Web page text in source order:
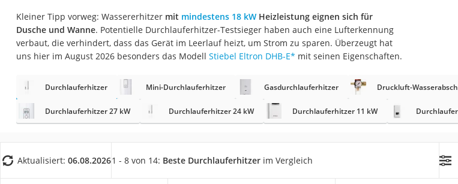
Fliesenschneider
Hochdruckreiniger
Doppelschleifer
Benzinrasenmäher mit Elektrostart
Akku-Laubsauger
Löschdecke
Winterharte Palmen
Kleiner Tipp vorweg: Wassererhitzer mit mindestens 18 kWHeizleistung eignen sich für
Dusche und Wanne. Potentielle Durchlauferhitzer-Testsieger haben auch eine Lufterkennung
verbaut, die verhindert, dass das Gerät im Leerlauf heizt, um Strom zu sparen. Überzeugt hat
uns hier im August 2026 besonders das Modell Stiebel Eltron DHB-E* mit seinen Eigenschaften.
Durchlauferhitzer Mini-Durchlauferhitzer Gasdurchlauferhitzer Druckluft-
Durchlauferhitzer 27 kW Durchlauferhitzer 24 kW Durchlauferhitzer 11 kW
Aktualisiert: 06.08.20261 - 8 von 14: Beste Durchlauferhitzer im Vergleich